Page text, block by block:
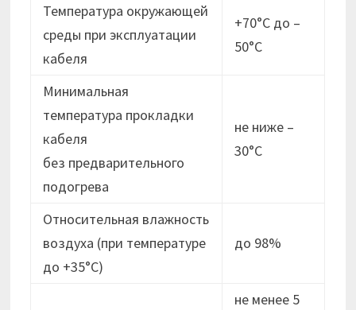
Температура окружающей
среды при эксплуатации
кабеля
+70°С до –
50°С
Минимальная
температура прокладки
кабеля
без предварительного
подогрева
не ниже –
30°C
Относительная влажность
воздуха (при температуре
до +35°С)
до 98%
не менее 5